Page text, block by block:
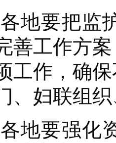
要把监护
善工作方
工作，确
、妇联组
要强化资